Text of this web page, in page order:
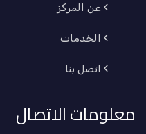
عن المركز
الخدمات
اتصل بنا
معلومات الاتصال